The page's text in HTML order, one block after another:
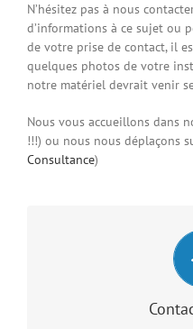
N’hésitez pas à nous
d’informations à ce sujet ou
de votre prise de contact, il
quelques photos de votre
notre matériel devrait venir
Nous vous accueillons dans
!!!) ou nous nous déplaçons
Consultance)
Vous pouvez nous
lien